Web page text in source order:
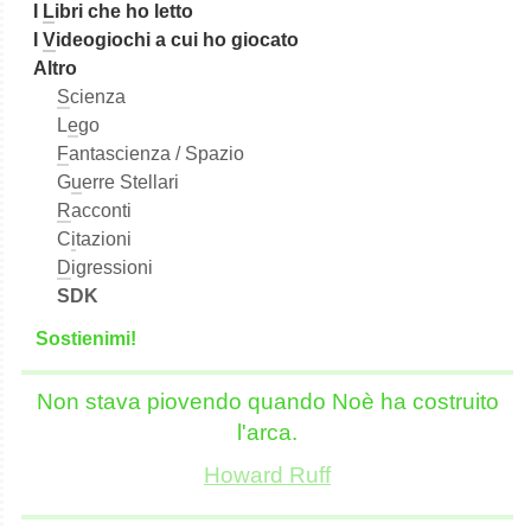
Libri che ho letto
Videogiochi a cui ho giocato
Altro
Scienza
Lego
Fantascienza / Spazio
Guerre Stellari
Racconti
Citazioni
Digressioni
SDK
Sostienimi!
Non stava piovendo quando Noè ha costruito
l'arca.
Howard Ruff